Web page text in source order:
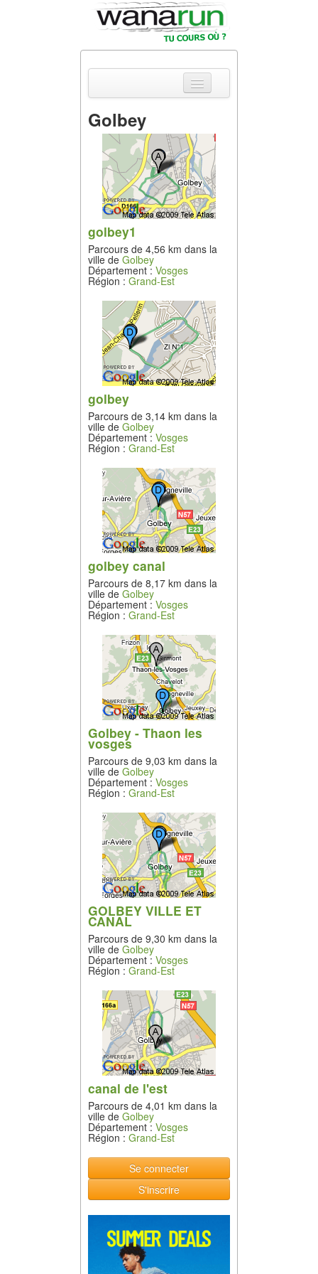
Actualités
Equipements &
Tests
Parcours &
Courses
Outils & Réseaux
Golbey
golbey1
Parcours de 4,56 km dans la
ville de Golbey
Département : Vosges
Région : Grand-Est
golbey
Parcours de 3,14 km dans la
ville de Golbey
Département : Vosges
Région : Grand-Est
golbey canal
Parcours de 8,17 km dans la
ville de Golbey
Département : Vosges
Région : Grand-Est
Golbey - Thaon les
vosges
Parcours de 9,03 km dans la
ville de Golbey
Département : Vosges
Région : Grand-Est
GOLBEY VILLE ET
CANAL
Parcours de 9,30 km dans la
ville de Golbey
Département : Vosges
Région : Grand-Est
canal de l'est
Parcours de 4,01 km dans la
ville de Golbey
Département : Vosges
Région : Grand-Est
Se connecter
S'inscrire